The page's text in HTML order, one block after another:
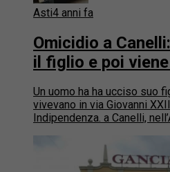
Asti4 anni fa
Omicidio a
il figlio e poi
Un uomo ha ha ucciso suo
vivevano in via Giovanni
Indipendenza. a Canelli,